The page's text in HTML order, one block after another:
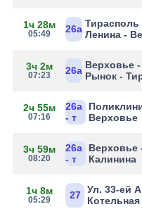
1ч 28м
05:49 26а Ленина -
3ч 2м
07:23 26а Верховье
Рынок -
2ч 55м
07:16
26а
- т
Верховье
3ч 59м
08:20
26а
- т
Верховье
Калинина
1ч 8м
05:29 27
Ул. 33-ей